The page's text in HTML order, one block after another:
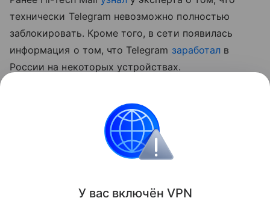
технически Telegram невозможно полностью
заблокировать. Кроме того, в сети появилась
информация о том, что Telegram заработалв
России на некоторых устройствах.
Росфинмониторинга
Telegram Сбои
Поделиться
У вас включён VPN